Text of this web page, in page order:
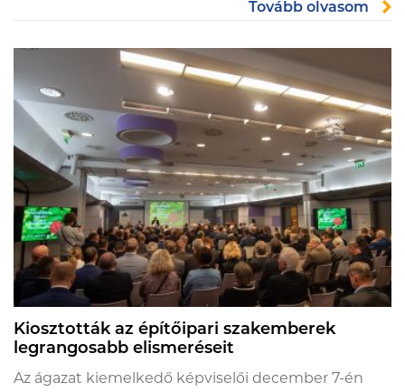
Tovább olvasom
Kiosztották az építőipari szakemberek
legrangosabb elismeréseit
Az ágazat kiemelkedő képviselői december 7-én